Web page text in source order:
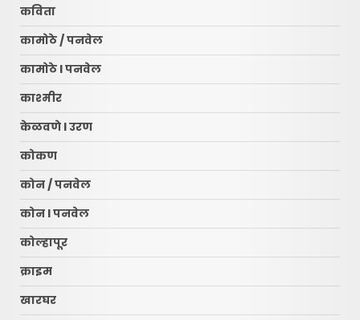
कविता
कामोठे / पनवेल
कामोठे l पनवेल
काश्मीर
केळवणे l उरण
कोकण
कोन / पनवेल
कोन l पनवेल
कोल्हापूर
क्राइम
खारघर